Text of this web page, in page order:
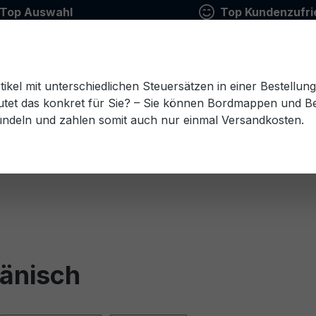
Top Auswahl Top
Estnisch Finnisch Französisch Griechisch
mit unterschiedlichen Steuersätzen in einer
das konkret für Sie? – Sie können Bordmappen und
und zahlen somit auch nur einmal Versandkosten.